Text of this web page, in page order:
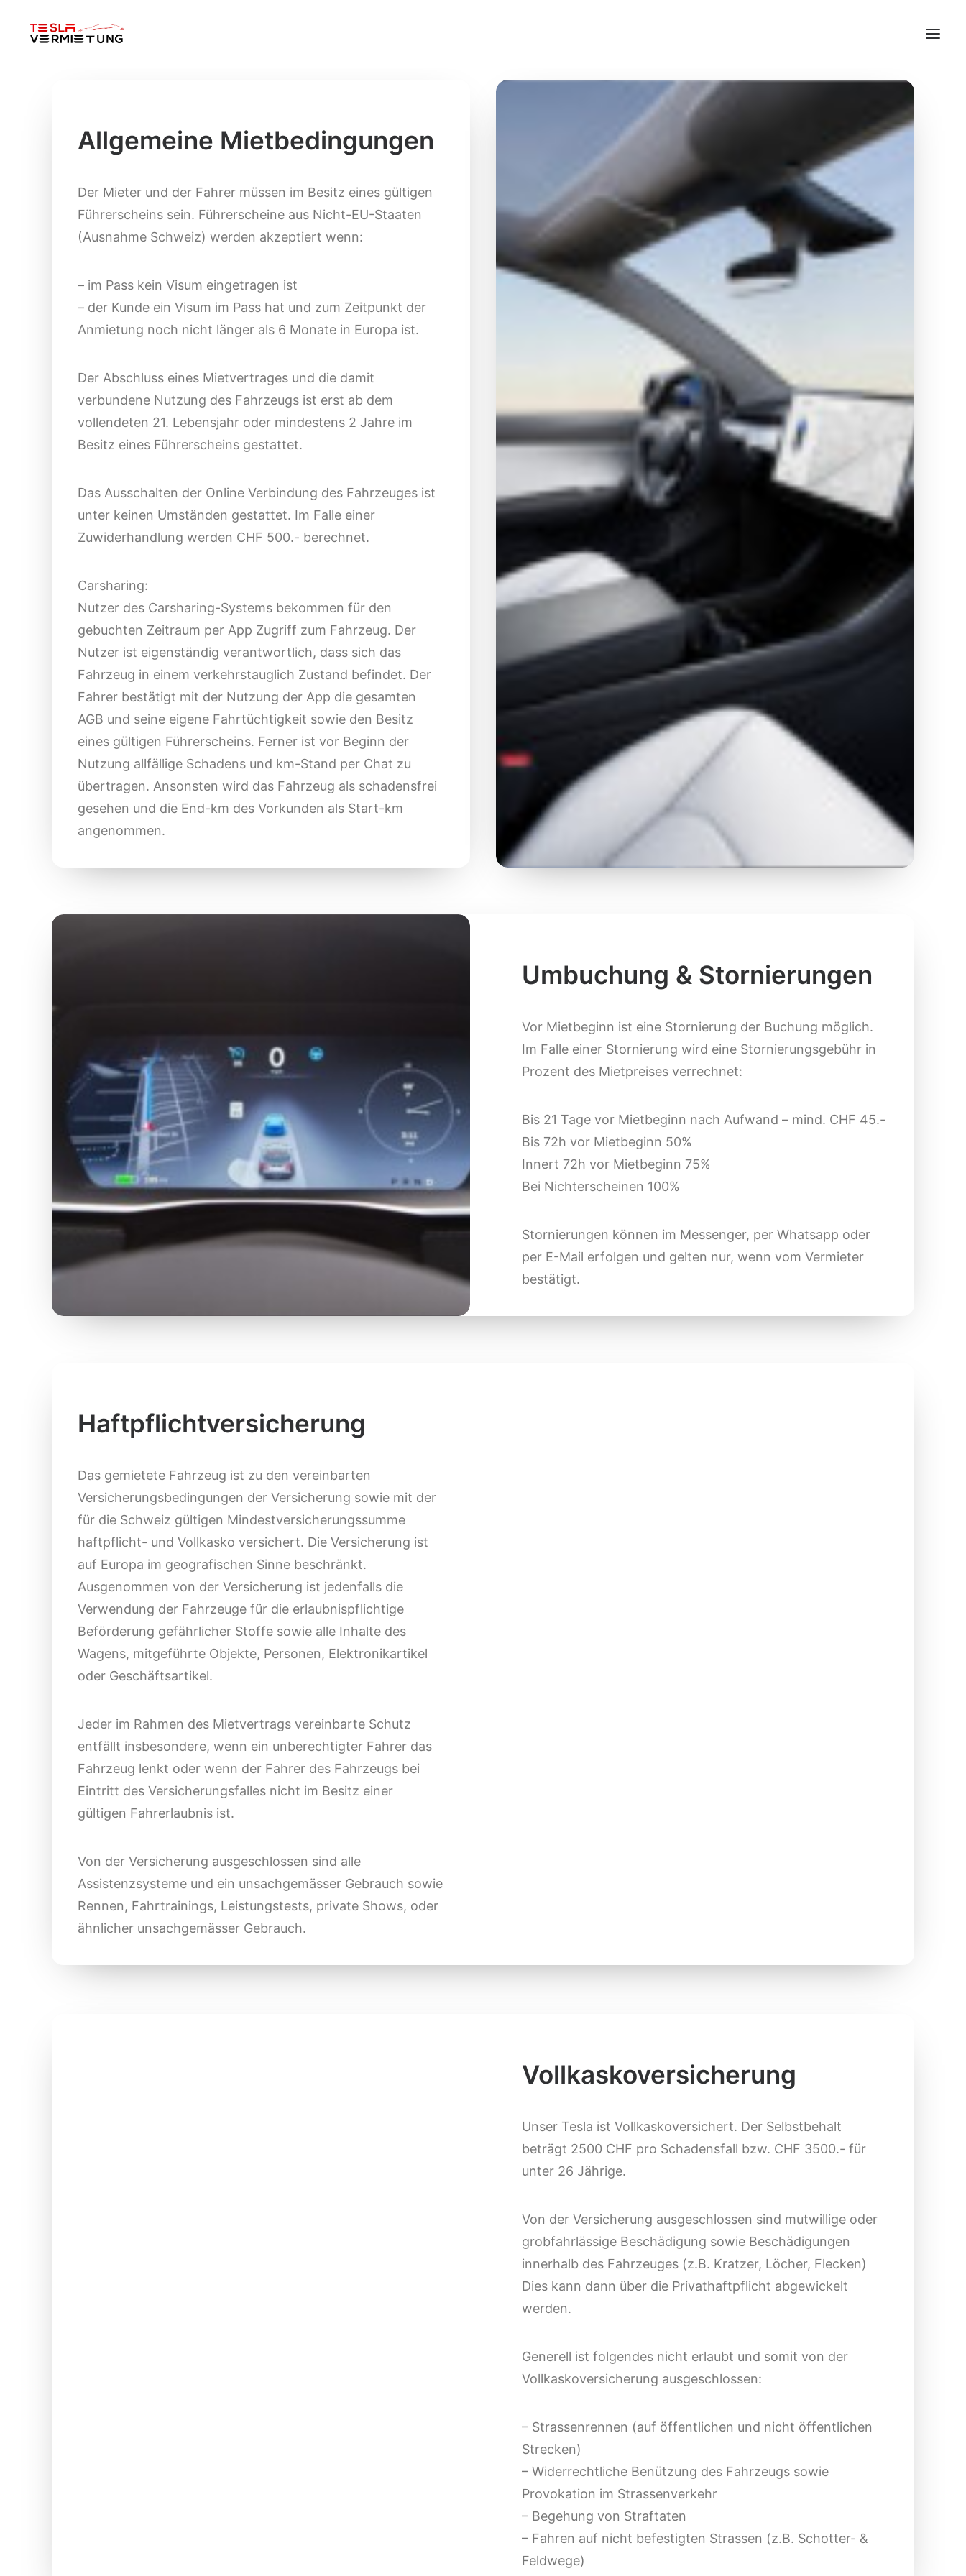
Allgemeine Mietbedingungen
Der Mieter und der Fahrer müssen im Besitz eines gültigen
Führerscheins sein. Führerscheine aus Nicht-EU-Staaten
(Ausnahme Schweiz) werden akzeptiert wenn:
– im Pass kein Visum eingetragen ist
– der Kunde ein Visum im Pass hat und zum Zeitpunkt der
Anmietung noch nicht länger als 6 Monate in Europa ist.
Der Abschluss eines Mietvertrages und die damit
verbundene Nutzung des Fahrzeugs ist erst ab dem
vollendeten 21. Lebensjahr oder mindestens 2 Jahre im
Besitz eines Führerscheins gestattet.
Das Ausschalten der Online Verbindung des Fahrzeuges ist
unter keinen Umständen gestattet. Im Falle einer
Zuwiderhandlung werden CHF 500.- berechnet.
Carsharing:
Nutzer des Carsharing-Systems bekommen für den
gebuchten Zeitraum per App Zugriff zum Fahrzeug. Der
Nutzer ist eigenständig verantwortlich, dass sich das
Fahrzeug in einem verkehrstauglich Zustand befindet. Der
Fahrer bestätigt mit der Nutzung der App die gesamten
AGB und seine eigene Fahrtüchtigkeit sowie den Besitz
eines gültigen Führerscheins. Ferner ist vor Beginn der
Nutzung allfällige Schadens und km-Stand per Chat zu
übertragen. Ansonsten wird das Fahrzeug als schadensfrei
gesehen und die End-km des Vorkunden als Start-km
angenommen.
Umbuchung & Stornierungen
Vor Mietbeginn ist eine Stornierung der Buchung möglich.
Im Falle einer Stornierung wird eine Stornierungsgebühr in
Prozent des Mietpreises verrechnet:
Bis 21 Tage vor Mietbeginn nach Aufwand – mind. CHF 45.-
Bis 72h vor Mietbeginn 50%
Innert 72h vor Mietbeginn 75%
Bei Nichterscheinen 100%
Stornierungen können im Messenger, per Whatsapp oder
per E-Mail erfolgen und gelten nur, wenn vom Vermieter
bestätigt.
Haftpflichtversicherung
Das gemietete Fahrzeug ist zu den vereinbarten
Versicherungsbedingungen der Versicherung sowie mit der
für die Schweiz gültigen Mindestversicherungssumme
haftpflicht- und Vollkasko versichert. Die Versicherung ist
auf Europa im geografischen Sinne beschränkt.
Ausgenommen von der Versicherung ist jedenfalls die
Verwendung der Fahrzeuge für die erlaubnispflichtige
Beförderung gefährlicher Stoffe sowie alle Inhalte des
Wagens, mitgeführte Objekte, Personen, Elektronikartikel
oder Geschäftsartikel.
Jeder im Rahmen des Mietvertrags vereinbarte Schutz
entfällt insbesondere, wenn ein unberechtigter Fahrer das
Fahrzeug lenkt oder wenn der Fahrer des Fahrzeugs bei
Eintritt des Versicherungsfalles nicht im Besitz einer
gültigen Fahrerlaubnis ist.
Von der Versicherung ausgeschlossen sind alle
Assistenzsysteme und ein unsachgemässer Gebrauch sowie
Rennen, Fahrtrainings, Leistungstests, private Shows, oder
ähnlicher unsachgemässer Gebrauch.
Vollkaskoversicherung
Unser Tesla ist Vollkaskoversichert. Der Selbstbehalt
beträgt 2500 CHF pro Schadensfall bzw. CHF 3500.- für
unter 26 Jährige.
Von der Versicherung ausgeschlossen sind mutwillige oder
grobfahrlässige Beschädigung sowie Beschädigungen
innerhalb des Fahrzeuges (z.B. Kratzer, Löcher, Flecken)
Dies kann dann über die Privathaftpflicht abgewickelt
werden.
Generell ist folgendes nicht erlaubt und somit von der
Vollkaskoversicherung ausgeschlossen:
– Strassenrennen (auf öffentlichen und nicht öffentlichen
Strecken)
– Widerrechtliche Benützung des Fahrzeugs sowie
Provokation im Strassenverkehr
– Begehung von Straftaten
– Fahren auf nicht befestigten Strassen (z.B. Schotter- &
Feldwege)